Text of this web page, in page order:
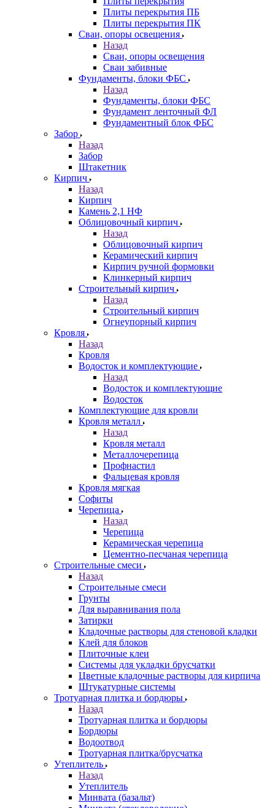
Плиты перекрытия ПБ
Плиты перекрытия ПК
Сваи, опоры освещения
Назад
Сваи, опоры освещения
Сваи забивные
Фундаменты, блоки ФБС
Назад
Фундаменты, блоки ФБС
Фундамент ленточный ФЛ
Фундаментный блок ФБС
Забор
Назад
Забор
Штакетник
Кирпич
Назад
Кирпич
Камень 2,1 НФ
Облицовочный кирпич
Назад
Облицовочный кирпич
Керамический кирпич
Кирпич ручной формовки
Клинкерный кирпич
Строительный кирпич
Назад
Строительный кирпич
Огнеупорный кирпич
Кровля
Назад
Кровля
Водосток и комплектующие
Назад
Водосток и комплектующие
Водосток
Комплектующие для кровли
Кровля металл
Назад
Кровля металл
Металлочерепица
Профнастил
Фальцевая кровля
Кровля мягкая
Софиты
Черепица
Назад
Черепица
Керамическая черепица
Цементно-песчаная черепица
Строительные смеси
Назад
Строительные смеси
Грунты
Для выравнивания пола
Затирки
Кладочные растворы для стеновой кладки
Клей для блоков
Плиточные клеи
Системы для укладки брусчатки
Цветные кладочные растворы для кирпича
Штукатурные системы
Тротуарная плитка и бордюры
Назад
Тротуарная плитка и бордюры
Бордюры
Водоотвод
Тротуарная плитка/брусчатка
Утеплитель
Назад
Утеплитель
Минвата (базальт)